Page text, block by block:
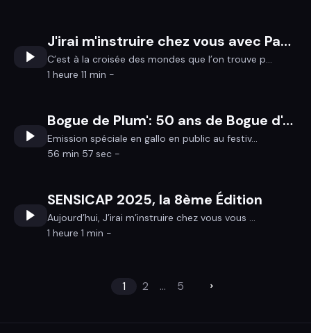
J'irai m'instruire chez vous avec Pascal Picq au Théâtre équestre de Bretagne
C’est à la croisée des mondes que l’on trouve p...
1 heure 11 min -
Bogue de Plum': 50 ans de Bogue d'or !
Emission spéciale en gallo en public au festiv...
56 min 57 sec -
SENSICAP 2025, la 8ème Édition
Aujourd’hui, J’irai m’instruire chez vous vous ...
1 heure 1 min -
1 2 ... 5